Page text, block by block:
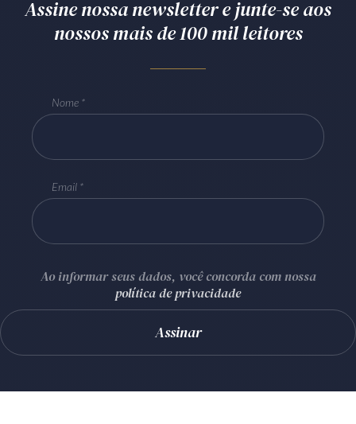
Assine nossa newsletter e junte-se aos
nossos mais de 100 mil leitores
Nome
Email
Ao informar seus dados, você concorda com nossa
política de privacidade